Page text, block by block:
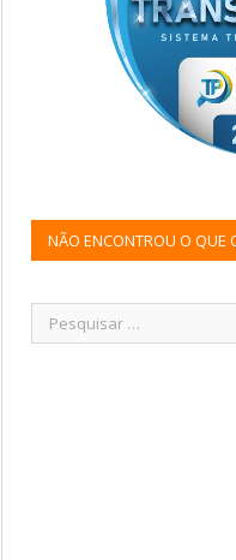
NÃO ENCONTROU O QUE